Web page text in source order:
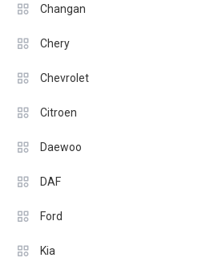
Changan
Chery
Chevrolet
Citroen
Daewoo
DAF
Ford
Kia